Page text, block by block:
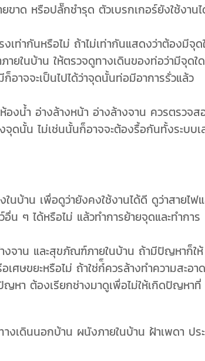
าด หรือปลั๊กชำรุด ตัวเบรกเกอร์ยังใช้งาน
เท่ากันหรือไม่ ถ้าไม่เท่ากันแสดงว่าต้องมีจุด
ยในบ้าน ให้ตรวจดูทางเดินของท่อว่ามีจุดใ
าจจะเป็นไปได้ว่าจุดนั้นท่อมีอาการรั่วแล้ว
งน้ำ อ่างล้างหน้า อ่างล้างจาน ควรตรวจส
จุดนั้น ไม่เช่นนั้นก็อาจจะต้องรื้อกันทั้งระบบ
นบ้าน เพื่อดูว่ายังคงใช้งานได้ดี ดูว่าสายไฟ
ๆ ได้หรือไม่ แล้วทำการย้ายจุดและทำการ
งจาน และสุขภัณฑ์ภายในบ้าน ถ้ามีปัญหาก็ให้
ษขยะหรือไม่ ถ้าใช่ก๋็ควรล้างทำความสะอา
ญหา ต้องเรียกช่างมาดูเพื่อไม่ให้เกิดปัญหาที่
งเดินนอกบ้าน ผนังภายในบ้าน ฝ้าเพดา ปร